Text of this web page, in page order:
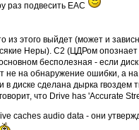
раз подвесить EAC
из этого выйдет (может и
Неры). C2 (ЦДРом
бесполезная - если диск
на обнаружение ошибки, а
диске сделана дырка гвоздем
что Drive has 'Accurate
caches audio data - они